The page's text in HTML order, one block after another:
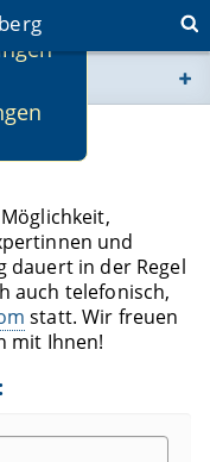
und
dauert in der Regel
auch telefonisch,
statt. Wir freuen
mit Ihnen!